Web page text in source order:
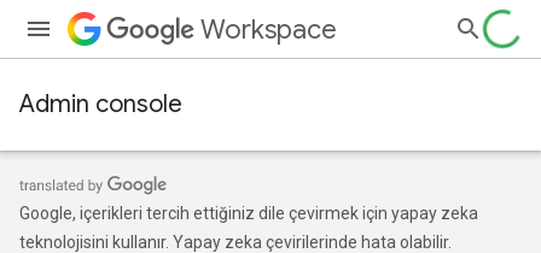
Workspace
Admin console
Google, içerikleri tercih ettiğiniz dile çevirmek için yapay zeka
teknolojisini kullanır. Yapay zeka çevirilerinde hata olabilir.